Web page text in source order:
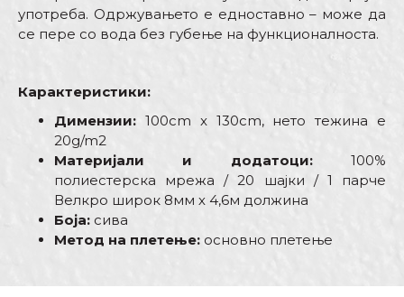
употреба. Одржувањето е едноставно – може да
се пере со вода без губење на функционалноста.
Карактеристики:
Димензии: 100cm x 130cm, нето тежина е
20g/m2
Материјали и додатоци:100%
полиестерска мрежа / 20 шајки / 1 парче
Велкро широк 8мм х 4,6м должина
Боја: сива
Метод на плетење: основно плетење